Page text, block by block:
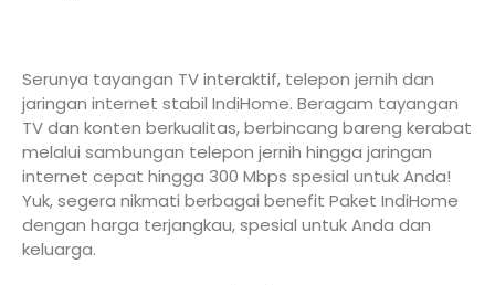
Serunya tayangan TV interaktif, telepon jernih dan
jaringan internet stabil IndiHome. Beragam tayangan
TV dan konten berkualitas, berbincang bareng kerabat
melalui sambungan telepon jernih hingga jaringan
internet cepat hingga 300 Mbps spesial untuk Anda!
Yuk, segera nikmati berbagai benefit Paket IndiHome
dengan harga terjangkau, spesial untuk Anda dan
keluarga.